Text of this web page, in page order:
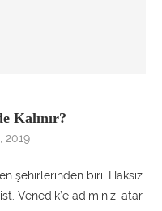
Kalınır?
2019
şehirlerinden biri. Haksız
Venedik’e adımınızı atar